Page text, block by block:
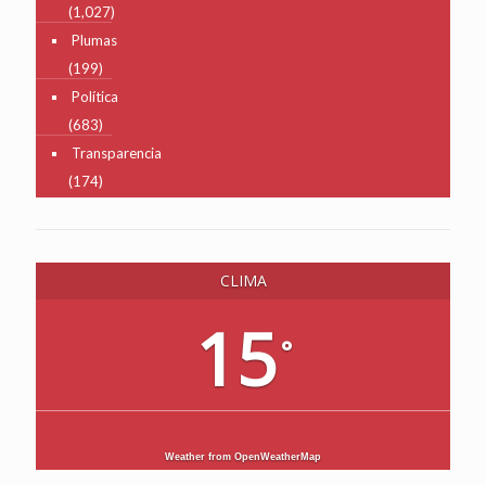
(1,027)
Plumas
(199)
Política
(683)
Transparencia
(174)
CLIMA
15°
Weather from OpenWeatherMap